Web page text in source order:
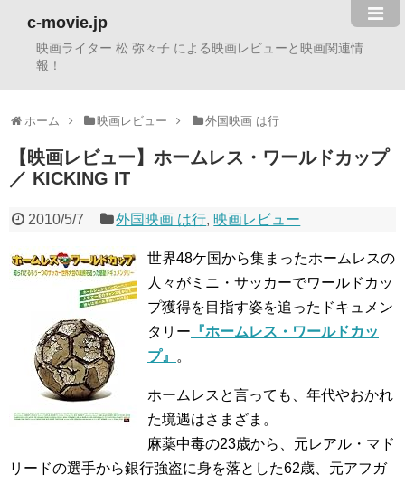
c-movie.jp
映画ライター 松 弥々子 による映画レビューと映画関連情
報！
ホーム 映画レビュー 外国映画 は行
【映画レビュー】ホームレス・ワールドカップ
／ KICKING IT
2010/5/7 外国映画 は行, 映画レビュー
世界48ケ国から集まったホームレスの
人々がミニ・サッカーでワールドカッ
プ獲得を目指す姿を追ったドキュメン
タリー 『ホームレス・ワールドカッ
プ』
。
ホームレスと言っても、年代やおかれ
た境遇はさまざま。
麻薬中毒の23歳から、元レアル・マド
リードの選手から銀行強盗に身を落とした62歳、元アフガ